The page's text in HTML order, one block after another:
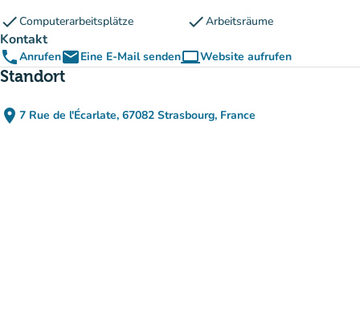
checkComputerarbeitsplätze checkArbeitsräume
Kontakt
phoneAnrufenemailEine E-Mail sendencomputerWebsite aufrufen
(new tab)
Standort
place 7 Rue de l'Écarlate, 67082 Strasbourg, France
(in Google Maps öffnen)
(new tab)